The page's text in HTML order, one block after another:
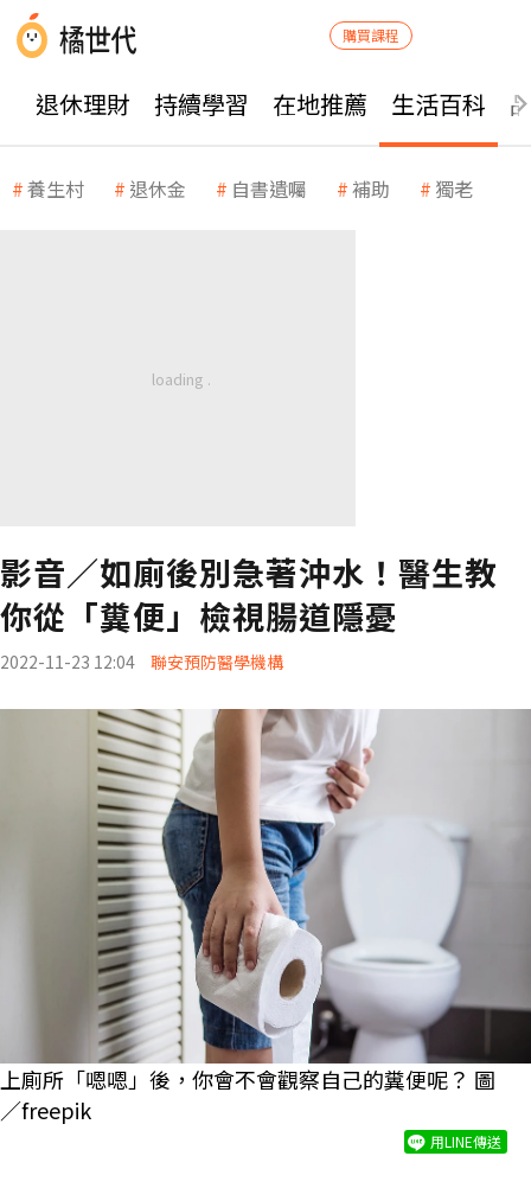
購買課程
退休理財 持續學習 在地推薦 生活百科
養生村 退休金 自書遺囑 補助 獨老
影音／如廁後別急著沖水！醫生教
你從「糞便」檢視腸道隱憂
2022-11-23 12:04 聯安預防醫學機構
上廁所「嗯嗯」後，你會不會觀察自己的糞便呢？ 圖
／freepik
用LINE傳送